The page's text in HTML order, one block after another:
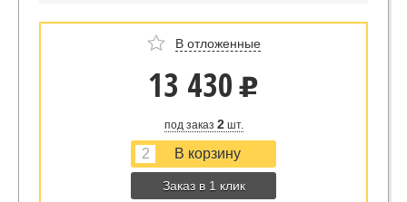
В отложенные
13 430 u
под заказ 2шт.
Заказ в 1 клик